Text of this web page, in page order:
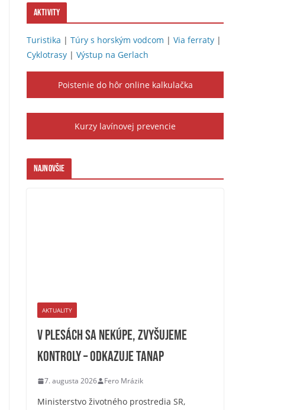
Aktivity
Turistika | Túry s horským vodcom | Via ferraty |
Cyklotrasy | Výstup na Gerlach
Poistenie do hôr online kalkulačka
Kurzy lavínovej prevencie
Najnovšie
AKTUALITY
V plesách sa nekúpe, zvyšujeme
kontroly – odkazuje TANAP
7. augusta 2026 Fero Mrázik
Ministerstvo životného prostredia SR,